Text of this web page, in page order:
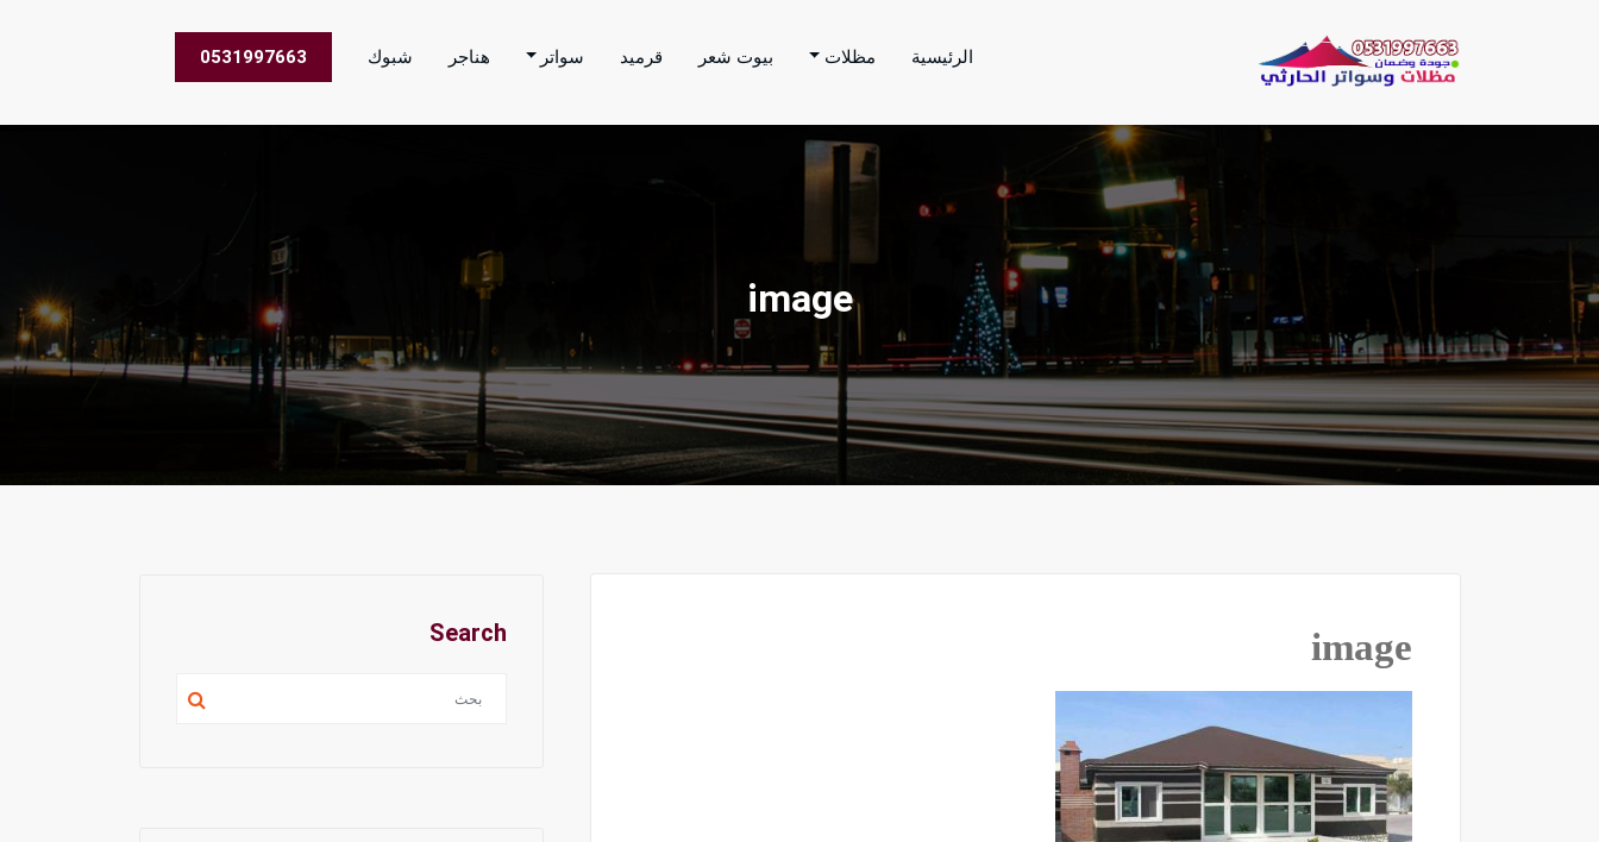
مظلات الحارثي نقوم بتنفيذ اعمال المظلات والسواتر والهناجر وغيرها من الاعمال في جميع مناطق المملكة العربية السعودية
الرئيسية مظلات بيوت شعر قرميد سواتر هناجر شبوك 0531997663
image
image
Search